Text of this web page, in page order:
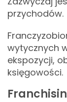
przychodów.
wytycznych
ekspozycji,
księgowości.